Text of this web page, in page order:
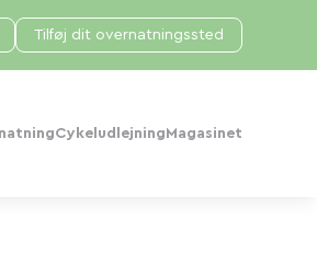
Cykeludlejning Magasinet
Tilføj dit overnatningssted